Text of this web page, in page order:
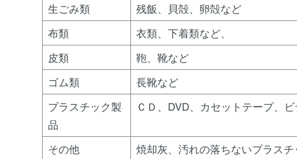
生ごみ類
残飯、貝殻、卵殻など
布類
衣類、下着類など、
皮類
鞄、靴など
ゴム類
長靴など
プラスチック製
品
ＣＤ、DVD、カセットテープ、
その他 焼却灰、汚れの落ちないプラス